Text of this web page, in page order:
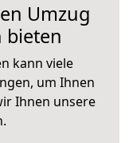
Umzug
bieten
kann viele
um Ihnen
Ihnen unsere